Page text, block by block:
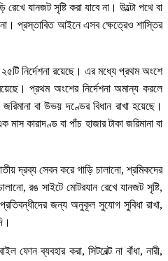
রেখে যানজট সৃষ্টি করা যাবে না। উল্টো পথে বা
না। প্রস্তাবিত আইনে এসব ক্ষেত্রেও শাস্তির
নির্দেশনা রয়েছে। এর মধ্যে প্রথম অংশে
প্রথম অংশের নির্দেশনা অমান্য করলে
বা উভয় দণ্ডের বিধান রাখা হয়েছে।
কারাদণ্ড বা পাঁচ হাজার টাকা জরিমানা বা
দ্রব্য সেবন করে গাড়ি চালানো, শ্রমিকদের
রঙ সাইটে মোটরযান রেখে যানজট সৃষ্টি,
জন্য অনুকূল সুযোগ সুবিধা রাখা,
ফোন ব্যবহার করা, সিটবেল্ট না বাঁধা, নারী,